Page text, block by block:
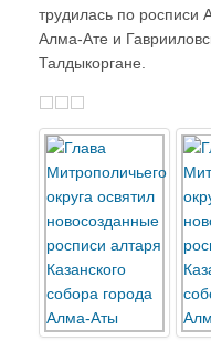
трудилась по росписи
Алма-Ате и
Талдыкоргане.